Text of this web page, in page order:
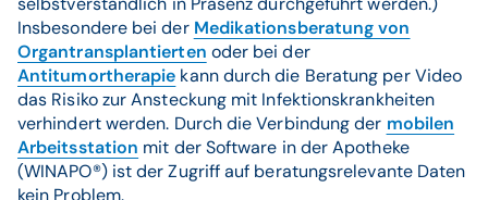
Insbesondere bei der Medikationsberatung von
Organtransplantierten oder bei der
Antitumortherapie kann durch die Beratung per Video
das Risiko zur Ansteckung mit Infektionskrankheiten
verhindert werden. Durch die Verbindung der mobilen
Arbeitsstation mit der Software in der Apotheke
(WINAPO®) ist der Zugriff auf beratungsrelevante Daten
kein Problem.